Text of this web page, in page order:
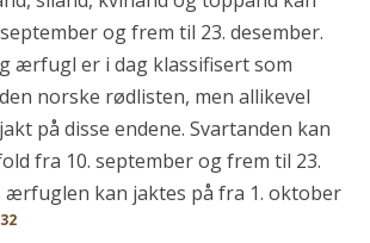
og frem til 23. desember.
ærfugl er i dag klassifisert som
norske rødlisten, men allikevel
på disse endene. Svartanden kan
fra 10. september og frem til 23.
ærfuglen kan jaktes på fra 1. oktober
32